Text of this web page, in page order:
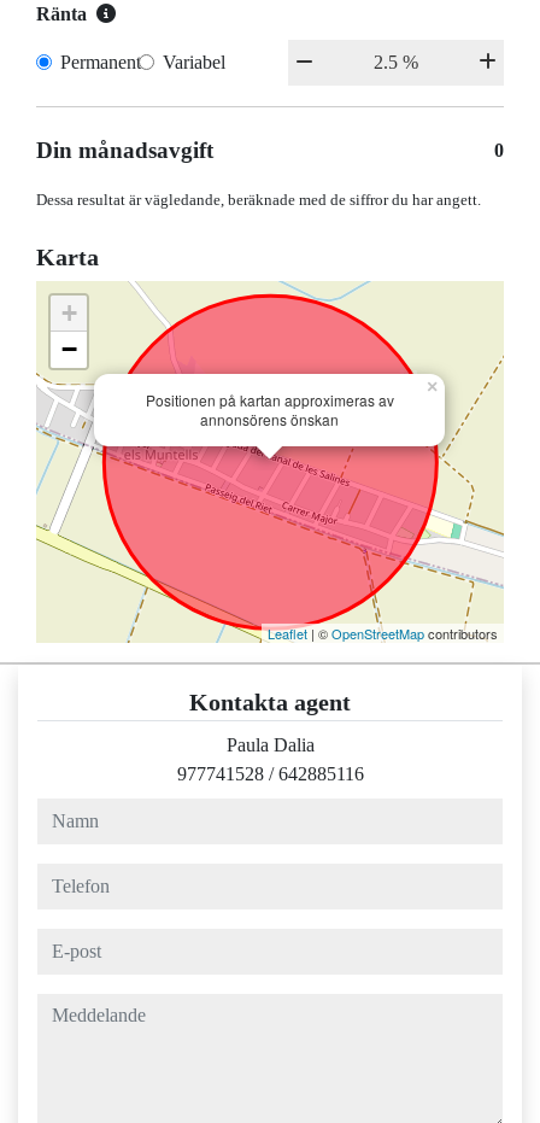
Ränta
Permanent Variabel
Din månadsavgift 0
Dessa resultat är vägledande, beräknade med de siffror du har angett.
Karta
Positionen på kartan approximeras av
annonsörens önskan
×
+
−
Leaflet | ©OpenStreetMapcontributors
Kontakta agent
Paula Dalia
977741528 /642885116
namn
telefon
e-post
meddelande